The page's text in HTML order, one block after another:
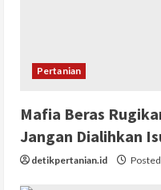
Pertanian
Mafia Beras
Jangan Dialihkan
detikpertanian.id